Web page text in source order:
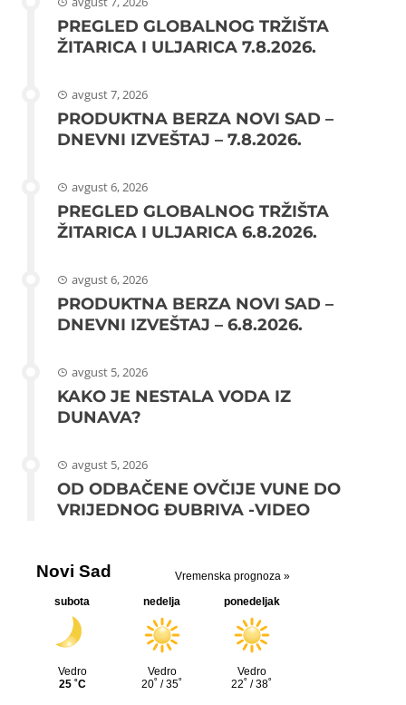
PREGLED GLOBALNOG TRŽIŠTA
ŽITARICA I ULJARICA 7.8.2026.
avgust 7, 2026
PRODUKTNA BERZA NOVI SAD –
DNEVNI IZVEŠTAJ – 7.8.2026.
avgust 6, 2026
PREGLED GLOBALNOG TRŽIŠTA
ŽITARICA I ULJARICA 6.8.2026.
avgust 6, 2026
PRODUKTNA BERZA NOVI SAD –
DNEVNI IZVEŠTAJ – 6.8.2026.
avgust 5, 2026
KAKO JE NESTALA VODA IZ
DUNAVA?
avgust 5, 2026
OD ODBAČENE OVČIJE VUNE DO
VRIJEDNOG ĐUBRIVA -VIDEO